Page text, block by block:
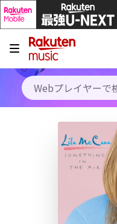
キャンペーン
料金プラン
使い方
初回30日間無料お試し